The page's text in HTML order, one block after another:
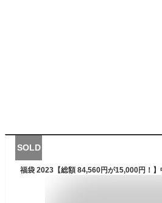
SOLD